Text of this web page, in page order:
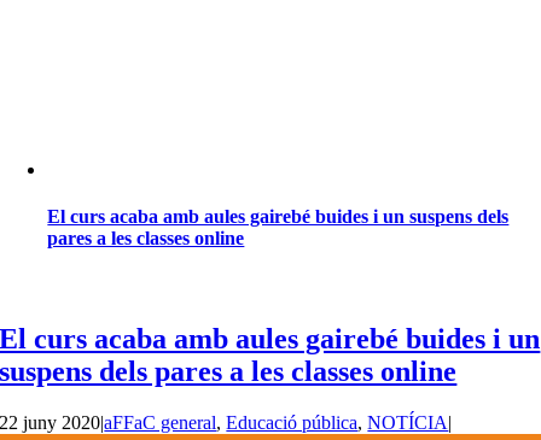
El curs acaba amb aules gairebé buides i un suspens dels
pares a les classes online
El curs acaba amb aules gairebé buides i un
suspens dels pares a les classes online
22 juny 2020|aFFaC general,Educació pública,NOTÍCIA|